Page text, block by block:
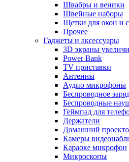
Швабры и веники
Швейные наборы
Щетки для окон и
Прочее
Гаджеты и аксессуары
3D экраны
Power Bank
TV приставки
Антенны
Аудио микрофоны
Беспроводное
Беспроводные
Геймпад для
Держатели
Домашний
Камеры
Караоке микрофон
Микроскопы